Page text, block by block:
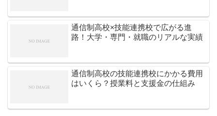
通信制高校×技能連携校で広がる進
路！大学・専門・就職のリアルな実績
通信制高校の技能連携校にかかる費用
はいくら？授業料と支援金の仕組み